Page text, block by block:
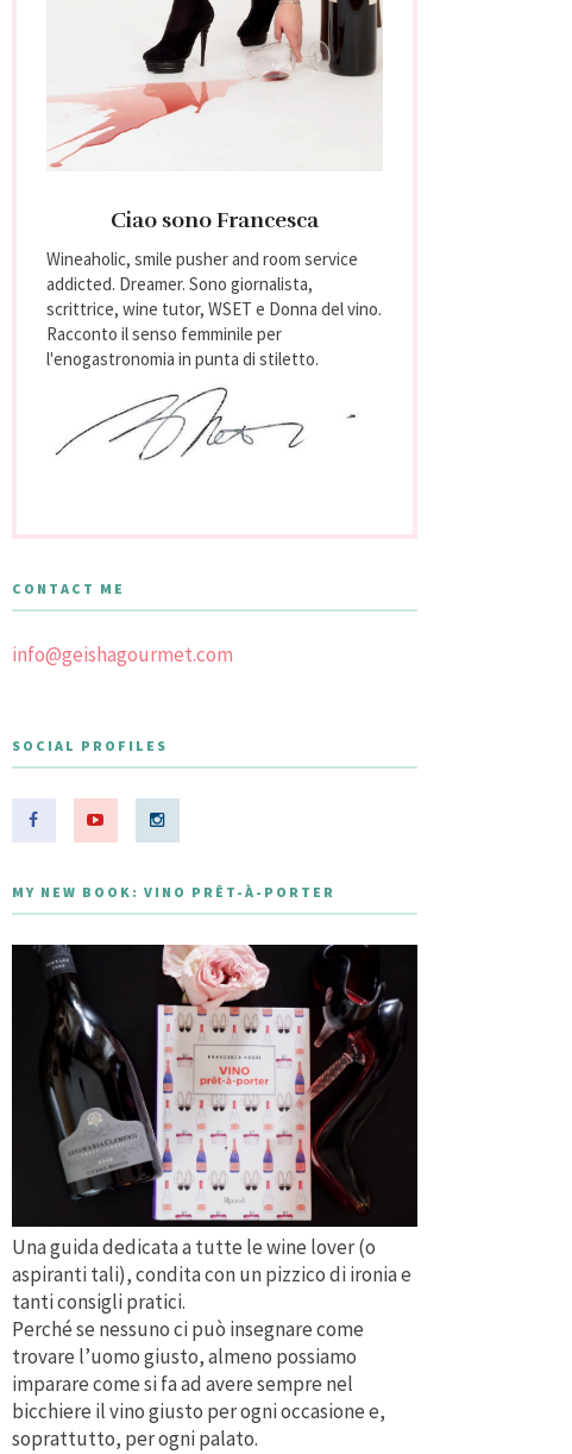
Ciao sono Francesca
Wineaholic, smile pusher and room service
addicted. Dreamer. Sono giornalista,
scrittrice, wine tutor, WSET e Donna del vino.
Racconto il senso femminile per
l'enogastronomia in punta di stiletto.
CONTACT ME
info@geishagourmet.com
SOCIAL PROFILES
MY NEW BOOK: VINO PRÊT-À-PORTER
Una guida dedicata a tutte le wine lover (o
aspiranti tali), condita con un pizzico di ironia e
tanti consigli pratici.
Perché se nessuno ci può insegnare come
trovare l’uomo giusto, almeno possiamo
imparare come si fa ad avere sempre nel
bicchiere il vino giusto per ogni occasione e,
soprattutto, per ogni palato.